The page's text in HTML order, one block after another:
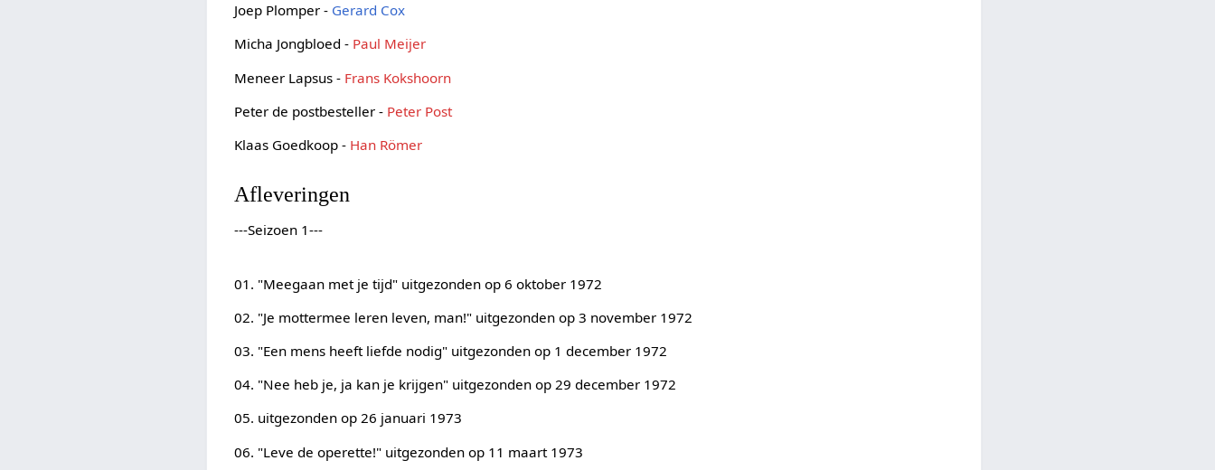
Joep Plomper - Gerard Cox
Micha Jongbloed - Paul Meijer
Meneer Lapsus - Frans Kokshoorn
Peter de postbesteller - Peter Post
Klaas Goedkoop - Han Römer
Afleveringen
---Seizoen 1---
01. "Meegaan met je tijd" uitgezonden op 6 oktober 1972
02. "Je mottermee leren leven, man!" uitgezonden op 3 november 1972
03. "Een mens heeft liefde nodig" uitgezonden op 1 december 1972
04. "Nee heb je, ja kan je krijgen" uitgezonden op 29 december 1972
05. uitgezonden op 26 januari 1973
06. "Leve de operette!" uitgezonden op 11 maart 1973